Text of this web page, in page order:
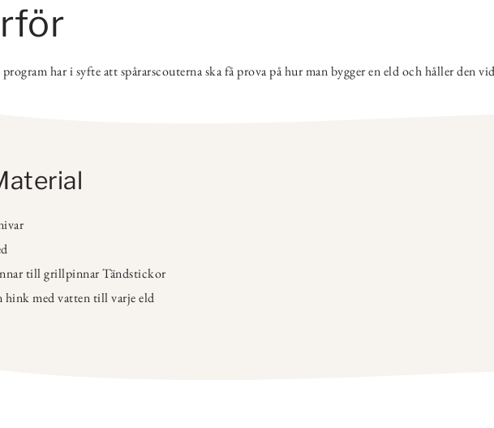
har i syfte att spårarscouterna ska få prova på hur man bygger en eld och håller den
till grillpinnar Tändstickor
hink med vatten till varje eld